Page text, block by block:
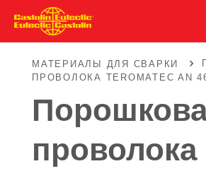
МАТЕРИАЛЫ ДЛЯ СВАРКИ
ПРОВОЛОКА TEROMATEC AN
проволока